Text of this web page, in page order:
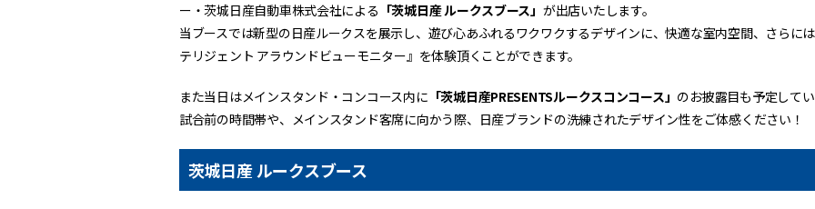
ー・茨城日産自動車株式会社による 「茨城日産 ルークスブース」 が出店いたします。
当ブースでは新型の日産ルークスを展示し、遊び心あふれるワクワクするデザインに、快適な室内空間、さらに
テリジェント アラウンドビューモニター』を体験頂くことができます。
また当日はメインスタンド・コンコース内に 「茨城日産PRESENTSルークスコンコース」 のお披露目も予定して
試合前の時間帯や、メインスタンド客席に向かう際、日産ブランドの洗練されたデザイン性をご体感ください！
茨城日産 ルークスブース